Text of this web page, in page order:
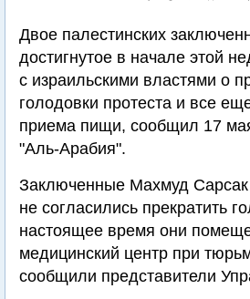
Двое палестинских
достигнутое в начале этой
с израильскими властями о
голодовки протеста и все
приема пищи, сообщил 17
"Аль-Арабия".
Заключенные Махмуд
не согласились прекратить
настоящее время они
медицинский центр при
сообщили представители